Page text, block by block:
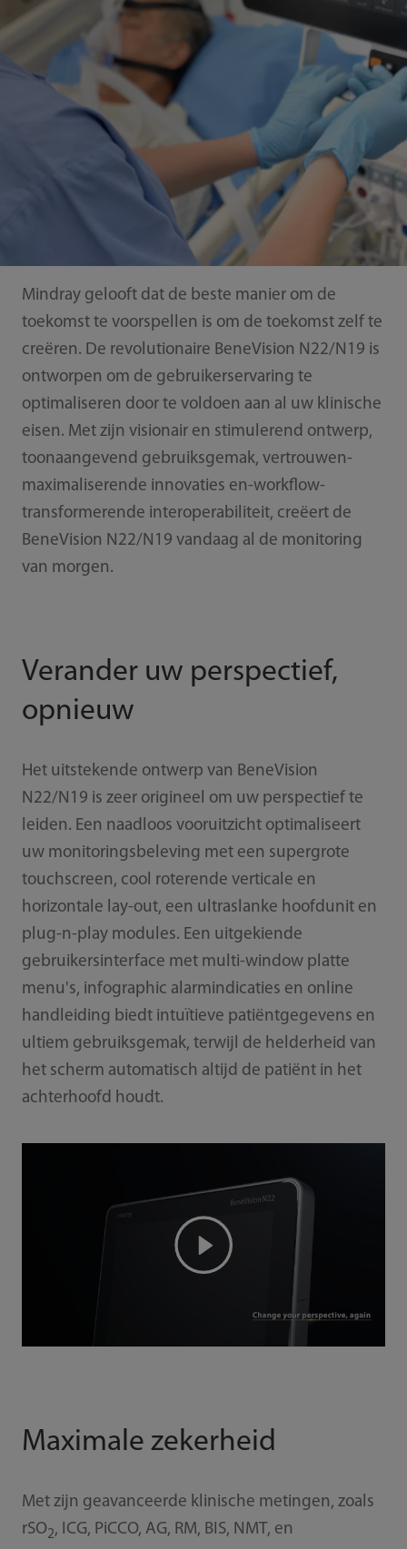
Mindray gelooft dat de beste manier om de
toekomst te voorspellen is om de toekomst zelf te
creëren. De revolutionaire BeneVision N22/N19 is
ontworpen om de gebruikerservaring te
optimaliseren door te voldoen aan al uw klinische
eisen. Met zijn visionair en stimulerend ontwerp,
toonaangevend gebruiksgemak, vertrouwen-
maximaliserende innovaties en-workflow-
transformerende interoperabiliteit, creëert de
BeneVision N22/N19 vandaag al de monitoring
van morgen.
Verander uw perspectief,
opnieuw
Het uitstekende ontwerp van BeneVision
N22/N19 is zeer origineel om uw perspectief te
leiden. Een naadloos vooruitzicht optimaliseert
uw monitoringsbeleving met een supergrote
touchscreen, cool roterende verticale en
horizontale lay-out, een ultraslanke hoofdunit en
plug-n-play modules. Een uitgekiende
gebruikersinterface met multi-window platte
menu's, infographic alarmindicaties en online
handleiding biedt intuïtieve patiëntgegevens en
ultiem gebruiksgemak, terwijl de helderheid van
het scherm automatisch altijd de patiënt in het
achterhoofd houdt.
Maximale zekerheid
Met zijn geavanceerde klinische metingen, zoals
rSO2, ICG, PiCCO, AG, RM, BIS, NMT, en